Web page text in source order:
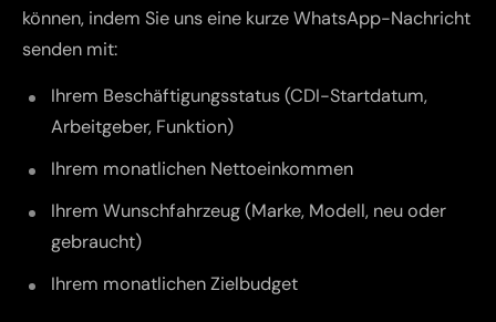
können, indem Sie uns eine kurze WhatsApp-Nachricht
senden mit:
Ihrem Beschäftigungsstatus (CDI-Startdatum,
Arbeitgeber, Funktion)
Ihrem monatlichen Nettoeinkommen
Ihrem Wunschfahrzeug (Marke, Modell, neu oder
gebraucht)
Ihrem monatlichen Zielbudget